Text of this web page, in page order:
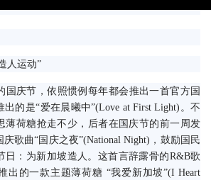
运动”
庆节，依照惯例每年都会推出一首官方国
出的是“爱在晨曦中”(Love at First Light)。不
薄荷糖抢走不少，后者在国庆节的前一周发
歌曲“国庆之夜”(National Night)，鼓励国民
日：为新加坡造人。这首言辞露骨的R&B歌
出的一款主题薄荷糖 “我爱新加坡”(I Heart